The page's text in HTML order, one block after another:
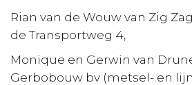
Rian van de Wouw van Zig
de Transportweg 4,
Monique en Gerwin van
Gerbobouw bv (metsel- en